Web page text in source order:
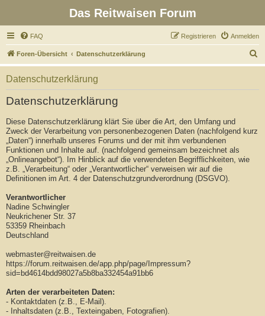
Das Reitwaisen Forum
FAQ Anmelden
Registrieren
Foren-Übersicht Datenschutzerklärung
u
Datenschutzerklärung
Datenschutzerklärung
Diese Datenschutzerklärung klärt Sie über die Art, den Umfang und
Zweck der Verarbeitung von personenbezogenen Daten (nachfolgend kurz
„Daten“) innerhalb unseres Forums und der mit ihm verbundenen
Funktionen und Inhalte auf. (nachfolgend gemeinsam bezeichnet als
„Onlineangebot“). Im Hinblick auf die verwendeten Begrifflichkeiten, wie
z.B. „Verarbeitung“ oder „Verantwortlicher“ verweisen wir auf die
Definitionen im Art. 4 der Datenschutzgrundverordnung (DSGVO).
Verantwortlicher
Nadine Schwingler
Neukrichener Str. 37
53359 Rheinbach
Deutschland
webmaster@reitwaisen.de
https://forum.reitwaisen.de/app.php/page/Impressum?
sid=bd4614bdd98027a5b8ba332454a91bb6
Arten der verarbeiteten Daten:
- Kontaktdaten (z.B., E-Mail).
- Inhaltsdaten (z.B., Texteingaben, Fotografien).